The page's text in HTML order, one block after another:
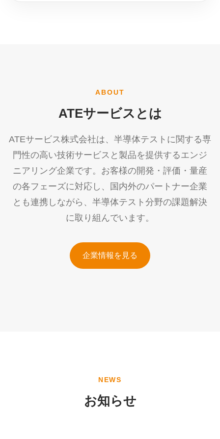
ABOUT
ATEサービスとは
ATEサービス株式会社は、半導体テストに関する専
門性の高い技術サービスと製品を提供するエンジ
ニアリング企業です。お客様の開発・評価・量産
の各フェーズに対応し、国内外のパートナー企業
とも連携しながら、半導体テスト分野の課題解決
に取り組んでいます。
企業情報を見る
NEWS
お知らせ